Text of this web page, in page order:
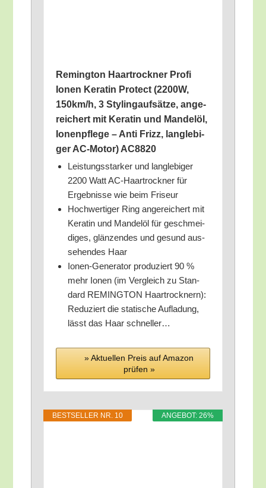
Reming­ton Haar­trock­ner Pro­fi
Ionen Kera­tin Pro­tect (2200W,
150km/​h, 3 Sty­ling­auf­sät­ze, ange­
rei­chert mit Kera­tin und Man­del­öl,
Ionen­pfle­ge – Anti Frizz, lang­le­bi­
ger AC-Motor) AC8820
Leis­tungs­star­ker und lang­le­bi­ger
2200 Watt AC-Haar­trock­ner für
Ergeb­nis­se wie beim Friseur
Hoch­wer­ti­ger Ring ange­rei­chert mit
Kera­tin und Man­del­öl für geschmei­
di­ges, glän­zen­des und gesund aus­
se­hen­des Haar
Ionen-Gene­ra­tor pro­du­ziert 90 %
mehr Ionen (im Ver­gleich zu Stan­
dard REMINGTON Haar­trock­nern):
Redu­ziert die sta­ti­sche Auf­la­dung,
lässt das Haar schneller…
» Aktu­el­len Preis auf Ama­zon
prü­fen »
ANGE­BOT: 26%
BEST­SEL­LER NR. 10